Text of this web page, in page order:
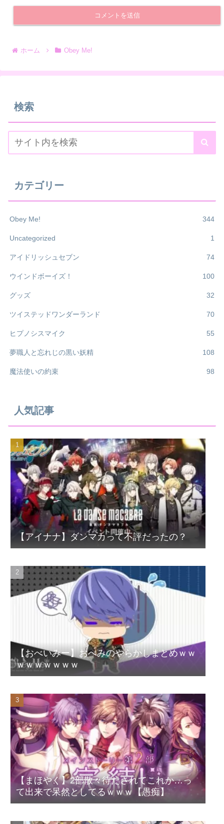
ホーム Obey Me!
検索
カテゴリー
Obey Me! 344
Uncategorized 1
アイドリッシュセブン 74
ウインドボーイズ！ 100
グッズ 32
ツイステッドワンダーランド 70
ヒプノシスマイク 55
夢職人と忘れじの黒い妖精 108
魔法使いの約束 98
人気記事
【アイナナ】ダンマカって不評だったの？
【おべいみー】おべみのやらかしまとめｗｗ
ｗｗｗｗｗｗｗ
【まほやく】2部散々待たされてこれか…っ
て出来で呆然としてるｗｗｗ【愚痴】